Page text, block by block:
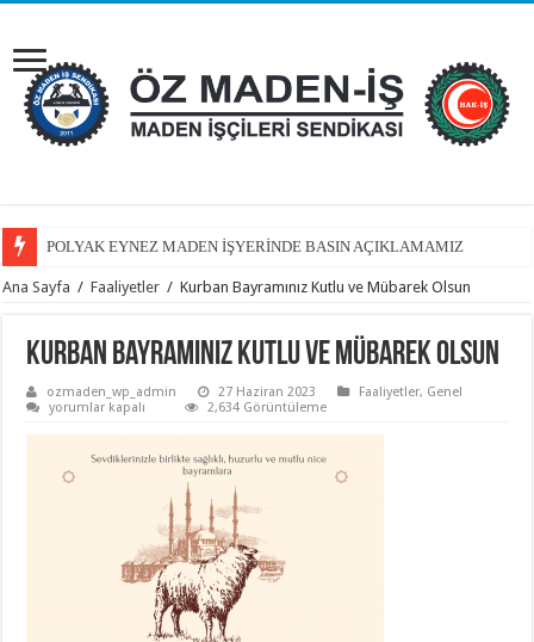
POLYAK EYNEZ MADEN İŞYERİNDE BASIN AÇIKLAMAMIZ
Ana Sayfa / Faaliyetler / Kurban Bayramınız Kutlu ve Mübarek Olsun
Kurban Bayramınız Kutlu ve Mübarek Olsun
ozmaden_wp_admin 27 Haziran 2023 Faaliyetler, Genel
Kurban
Kutlu
Mübarek
Olsun
yorumlar kapalı 2,634 Görüntüleme